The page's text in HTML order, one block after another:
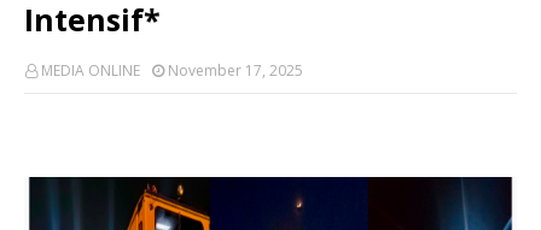
Intensif*
MEDIA ONLINE November 17, 2025